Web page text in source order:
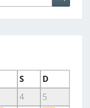
S
D
4
5